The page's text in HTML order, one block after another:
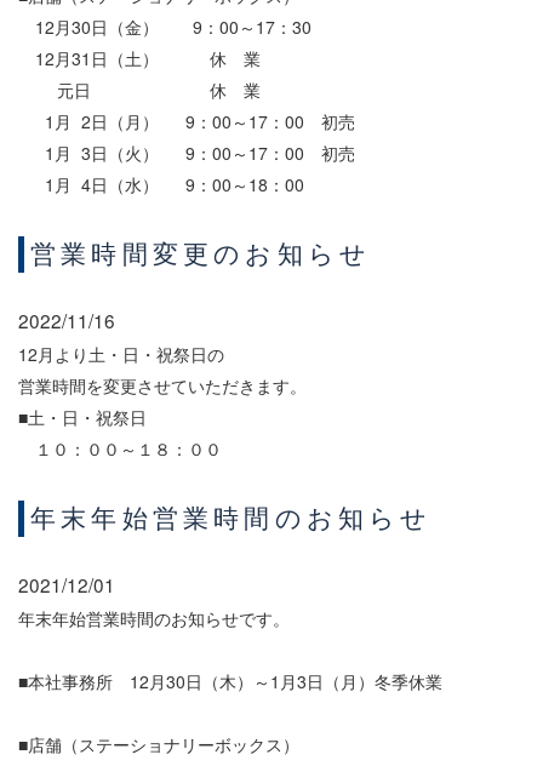
12月30日（金） 9：00～17：30
12月31日（土） 休 業
元日 休 業
1月 2日（月） 9：00～17：00 初売
1月 3日（火） 9：00～17：00 初売
1月 4日（水） 9：00～18：00
営業時間変更のお知らせ
2022/11/16
12月より土・日・祝祭日の
営業時間を変更させていただきます。
■土・日・祝祭日
１０：００～１８：００
年末年始営業時間のお知らせ
2021/12/01
年末年始営業時間のお知らせです。
■本社事務所 12月30日（木）～1月3日（月）冬季休業
■店舗（ステーショナリーボックス）